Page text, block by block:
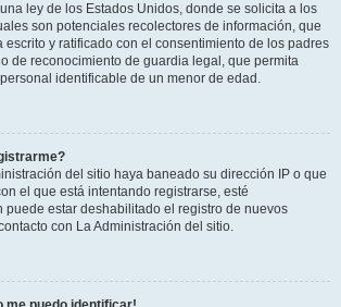
ley de los Estados Unidos, donde se solicita a los
son potenciales recolectores de información, que
escrito y ratificado con el consentimiento de los padres
de reconocimiento de guardia legal, que permita
identificable de un menor de edad.
del sitio haya baneado su dirección IP o que
el que está intentando registrarse, esté
puede estar deshabilitado el registro de nuevos
con La Administración del sitio.